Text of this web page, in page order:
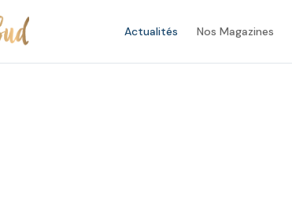
Actualités Nos Magazines